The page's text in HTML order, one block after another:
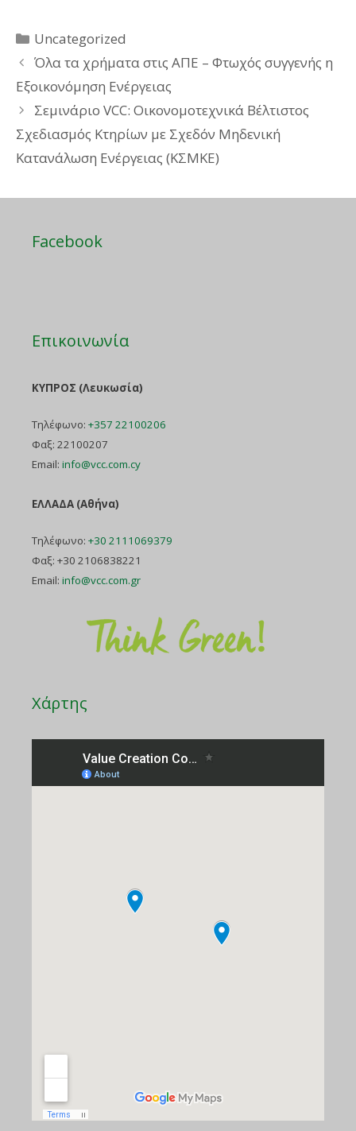
Κατηγορίες
Uncategorized
Όλα τα χρήματα στις ΑΠΕ – Φτωχός συγγενής η
Εξοικονόμηση Ενέργειας
Σεμινάριο VCC: Οικονομοτεχνικά Βέλτιστος
Σχεδιασμός Κτηρίων με Σχεδόν Μηδενική
Κατανάλωση Ενέργειας (ΚΣΜΚΕ)
Facebook
Επικοινωνία
ΚΥΠΡΟΣ (Λευκωσία)
Τηλέφωνο: +357 22100206
Φαξ: 22100207
Email: info@vcc.com.cy
ΕΛΛΑΔΑ (Αθήνα)
Τηλέφωνο: +30 2111069379
Φαξ: +30 2106838221
Email: info@vcc.com.gr
Χάρτης